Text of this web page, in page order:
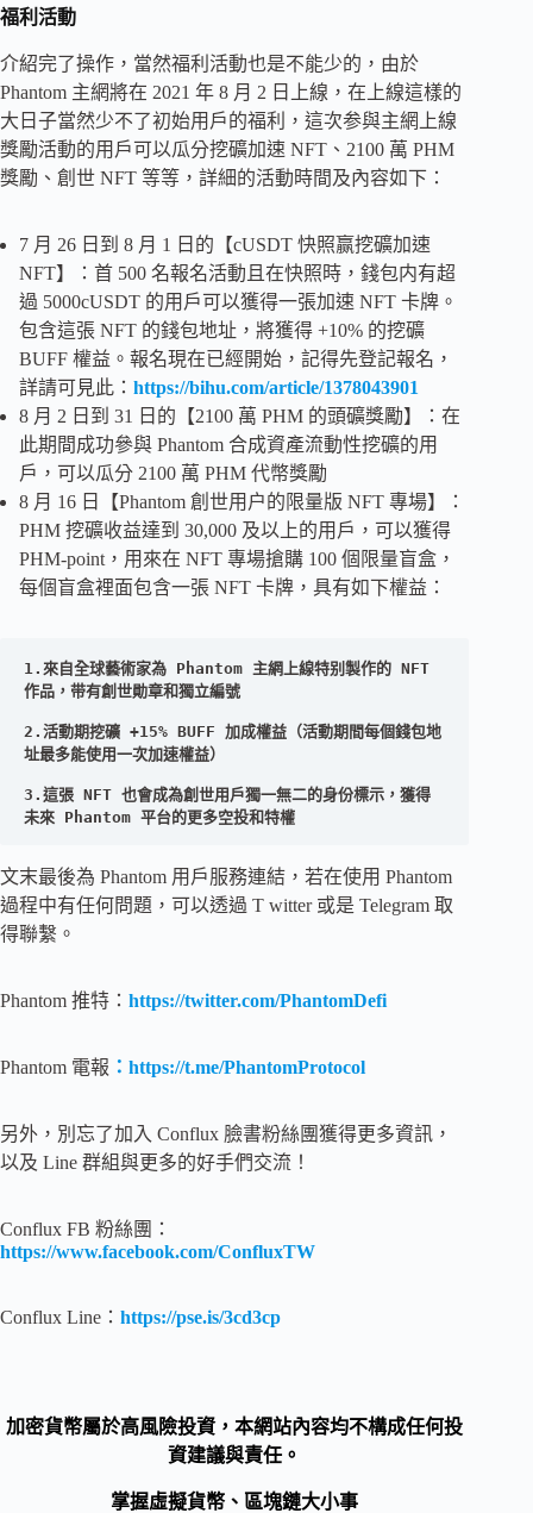
福利活動
介紹完了操作，當然福利活動也是不能少的，由於
Phantom 主網將在 2021 年 8 月 2 日上線，在上線這樣的
大日子當然少不了初始用戶的福利，這次参與主網上線
獎勵活動的用戶可以瓜分挖礦加速 NFT、2100 萬 PHM
獎勵、創世 NFT 等等，詳細的活動時間及內容如下：
7 月 26 日到 8 月 1 日的【cUSDT 快照赢挖礦加速
NFT】：首 500 名報名活動且在快照時，錢包内有超
過 5000cUSDT 的用戶可以獲得一張加速 NFT 卡牌。
包含這張 NFT 的錢包地址，將獲得 +10% 的挖礦
BUFF 權益。報名現在已經開始，記得先登記報名，
詳請可見此： https://bihu.com/article/1378043901
8 月 2 日到 31 日的【2100 萬 PHM 的頭礦獎勵】：在
此期間成功參與 Phantom 合成資產流動性挖礦的用
戶，可以瓜分 2100 萬 PHM 代幣獎勵
8 月 16 日【Phantom 創世用户的限量版 NFT 專場】：
PHM 挖礦收益達到 30,000 及以上的用戶，可以獲得
PHM-point，用來在 NFT 專場搶購 100 個限量盲盒，
每個盲盒裡面包含一張 NFT 卡牌，具有如下權益：
1.來自全球藝術家為 Phantom 主網上線特别製作的 NFT
作品，带有創世勛章和獨立編號
2.活動期挖礦 +15% BUFF 加成權益（活動期間每個錢包地
址最多能使用一次加速權益）
3.這張 NFT 也會成為創世用戶獨一無二的身份標示，獲得
未來 Phantom 平台的更多空投和特權
文末最後為 Phantom 用戶服務連結，若在使用 Phantom
過程中有任何問題，可以透過 T witter 或是 Telegram 取
得聯繫。
Phantom 推特： https://twitter.com/PhantomDefi
Phantom 電報 ：https://t.me/PhantomProtocol
另外，別忘了加入 Conflux 臉書粉絲團獲得更多資訊，
以及 Line 群組與更多的好手們交流！
Conflux FB 粉絲團：
https://www.facebook.com/ConfluxTW
Conflux Line： https://pse.is/3cd3cp
加密貨幣屬於高風險投資，本網站內容均不構成任何投
資建議與責任。
掌握虛擬貨幣、區塊鏈大小事